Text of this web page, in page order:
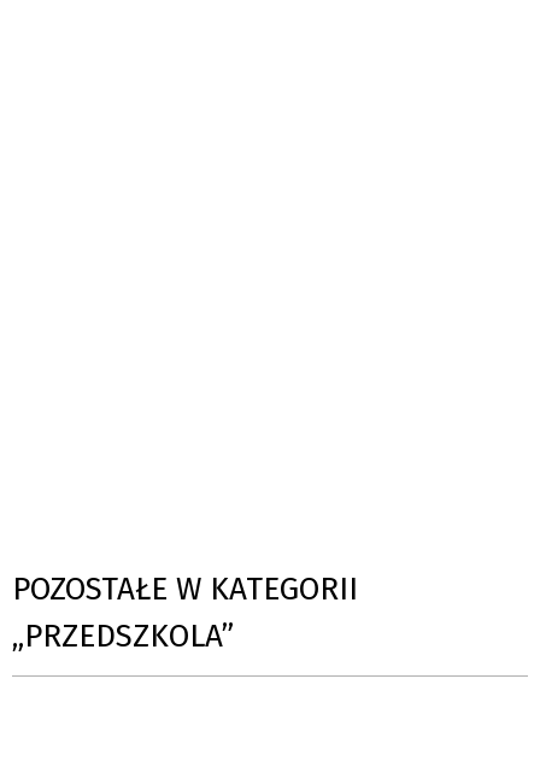
POZOSTAŁE W KATEGORII
„PRZEDSZKOLA”